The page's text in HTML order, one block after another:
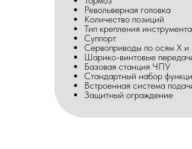
Револьверная головка
Количество позиций
Тип крепления инструмента
Суппорт
Сервоприводы по осям X и
Шарико-винтовые
Базовая станция ЧПУ
Стандартный набор
Встроенная система
Защитный ограждение